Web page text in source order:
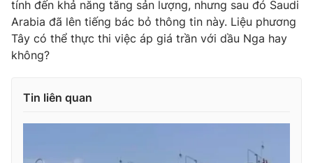
tính đến khả năng tăng sản lượng, nhưng sau đó Saudi
Arabia đã lên tiếng bác bỏ thông tin này. Liệu phương
Tây có thể thực thi việc áp giá trần với dầu Nga hay
không?
Tin liên quan